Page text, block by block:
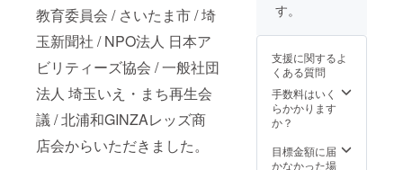
教育委員会 / さいたま市 / 埼
玉新聞社 / NPO法人 日本ア
ビリティーズ協会 / 一般社団
法人 埼玉いえ・まち再生会
議 / 北浦和GINZAレッズ商
店会からいただきました。
らふる
フェス
ティバ
ル演奏
曲「虹
の玻
CD（パ
ッケー
す。
支援に関するよ
くある質問
手数料はいく
らかかります
か？
目標金額に届
かなかった場